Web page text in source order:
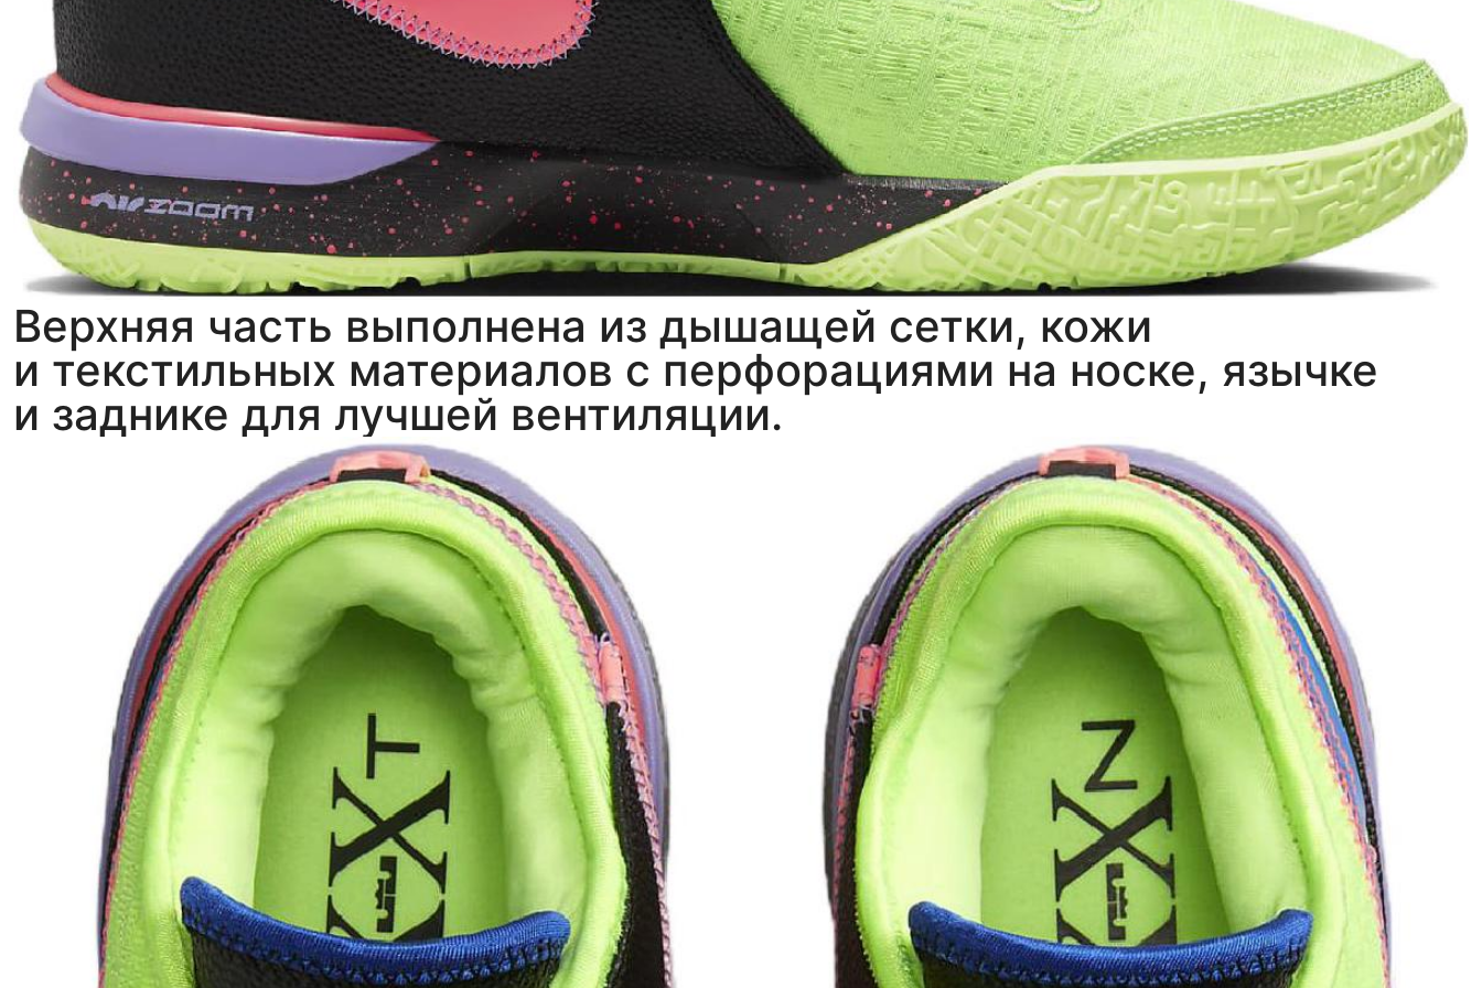
Верхняя часть выполнена из дышащей сетки, кожи
и текстильных материалов с перфорациями на носке, язычке
и заднике для лучшей вентиляции.